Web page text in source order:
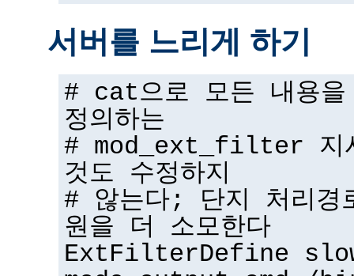
서버를 느리게 하기
# cat으로 모든 내용을
정의하는
# mod_ext_filter 지
것도 수정하지
# 않는다; 단지 처리경
원을 더 소모한다
ExtFilterDefine